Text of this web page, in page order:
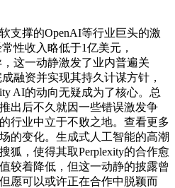
撑的OpenAI等行业巨头的激
性收入略低于1亿美元，
这一动静激发了业内普遍关
融资并实现其持久计谋方针，
AI的动向无疑成为了核心。总
出后不久就因一些错误激发争
行业中立于不败之地。查看更多
的变化。生成式人工智能的高潮
狐，使得其取Perplexity的合作愈
较着降低，但这一动静的披露曾
愿可以或许正在合作中脱颖而